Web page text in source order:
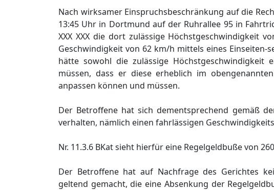
Nach wirksamer Einspruchsbeschränkung auf die
13:45 Uhr in Dortmund auf der Ruhrallee 95 in
XXX XXX die dort zulässige Höchstgeschwindigkeit
Geschwindigkeit von 62 km/h mittels eines Einseiten-
hätte sowohl die zulässige
müssen, dass er diese erheblich im
anpassen können und müssen.
Der Betroffene hat sich dementsprechend gemäß
verhalten, nämlich einen fahrlässigen
Nr. 11.3.6 BKat sieht hierfür eine Regelgeldbuße von
Der Betroffene hat auf Nachfrage des Gerichtes
geltend gemacht, die eine Absenkung der